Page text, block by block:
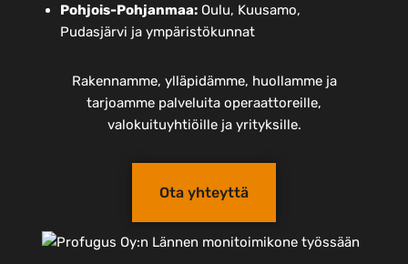
Pohjois-Pohjanmaa:Oulu, Kuusamo,
Pudasjärvi ja ympäristökunnat
Rakennamme, ylläpidämme, huollamme ja
tarjoamme palveluita operaattoreille,
valokuituyhtiöille ja yrityksille.
Ota yhteyttä